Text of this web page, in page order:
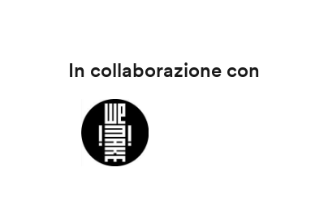
In collaborazione con